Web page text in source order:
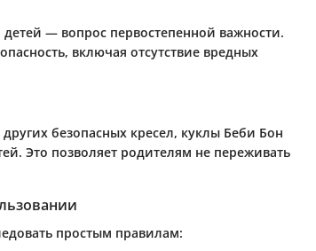
— вопрос первостепенной важности.
включая отсутствие вредных
безопасных кресел, куклы Беби Бон
Это позволяет родителям не переживать
простым правилам: